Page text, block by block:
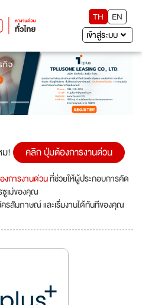
TH
EN
เข้าสู่ระบบ
ม! คลิก ปุ่มต้องการงานด่วน
งการงานด่วนที่ช่วยให้ผู้ประกอบการคัด
ซูเม่ของคุณ
รสัมภาษณ์ และเริ่มงานได้ทันทีของคุณ